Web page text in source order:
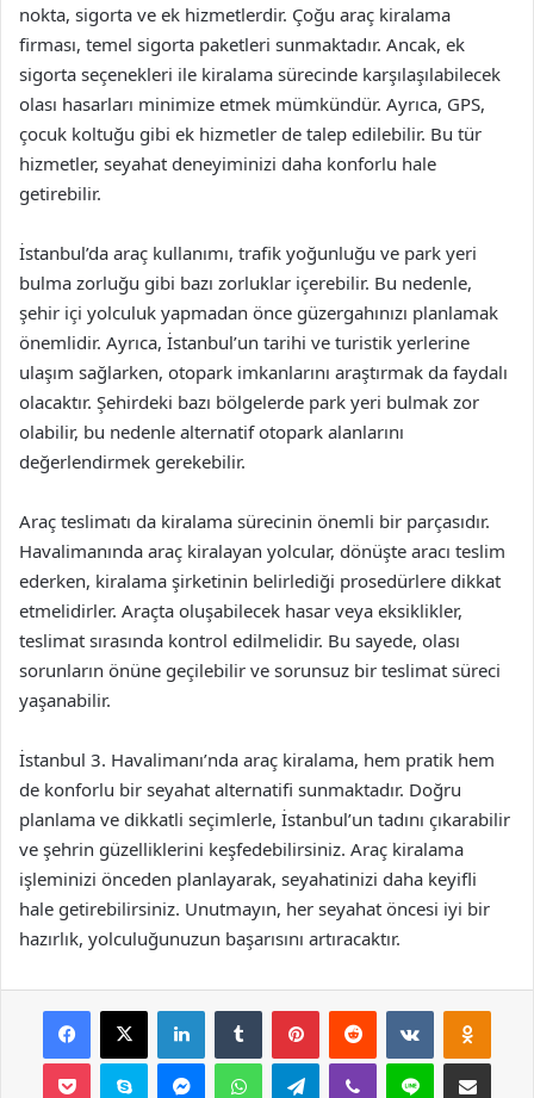
nokta, sigorta ve ek hizmetlerdir. Çoğu araç kiralama
firması, temel sigorta paketleri sunmaktadır. Ancak, ek
sigorta seçenekleri ile kiralama sürecinde karşılaşılabilecek
olası hasarları minimize etmek mümkündür. Ayrıca, GPS,
çocuk koltuğu gibi ek hizmetler de talep edilebilir. Bu tür
hizmetler, seyahat deneyiminizi daha konforlu hale
getirebilir.
İstanbul’da araç kullanımı, trafik yoğunluğu ve park yeri
bulma zorluğu gibi bazı zorluklar içerebilir. Bu nedenle,
şehir içi yolculuk yapmadan önce güzergahınızı planlamak
önemlidir. Ayrıca, İstanbul’un tarihi ve turistik yerlerine
ulaşım sağlarken, otopark imkanlarını araştırmak da faydalı
olacaktır. Şehirdeki bazı bölgelerde park yeri bulmak zor
olabilir, bu nedenle alternatif otopark alanlarını
değerlendirmek gerekebilir.
Araç teslimatı da kiralama sürecinin önemli bir parçasıdır.
Havalimanında araç kiralayan yolcular, dönüşte aracı teslim
ederken, kiralama şirketinin belirlediği prosedürlere dikkat
etmelidirler. Araçta oluşabilecek hasar veya eksiklikler,
teslimat sırasında kontrol edilmelidir. Bu sayede, olası
sorunların önüne geçilebilir ve sorunsuz bir teslimat süreci
yaşanabilir.
İstanbul 3. Havalimanı’nda araç kiralama, hem pratik hem
de konforlu bir seyahat alternatifi sunmaktadır. Doğru
planlama ve dikkatli seçimlerle, İstanbul’un tadını çıkarabilir
ve şehrin güzelliklerini keşfedebilirsiniz. Araç kiralama
işleminizi önceden planlayarak, seyahatinizi daha keyifli
hale getirebilirsiniz. Unutmayın, her seyahat öncesi iyi bir
hazırlık, yolculuğunuzun başarısını artıracaktır.
Facebook
X LinkedInTumblr PinterestReddit VKontakte
Pocket Skype MessengerWhatsAppTelegramViber Line E-Posta ile